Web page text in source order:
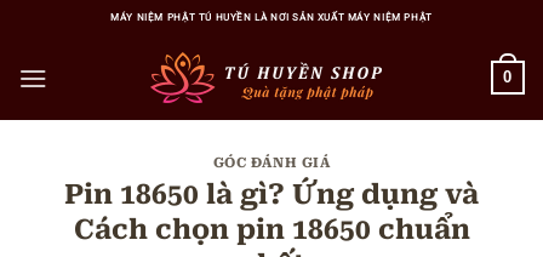
nội
MÁY NIỆM PHẬT TÚ HUYỀN LÀ NƠI SẢN XUẤT MÁY NIỆM PHẬT
0
GÓC ĐÁNH GIÁ
Pin 18650 là gì? Ứng dụng và
Cách chọn pin 18650 chuẩn